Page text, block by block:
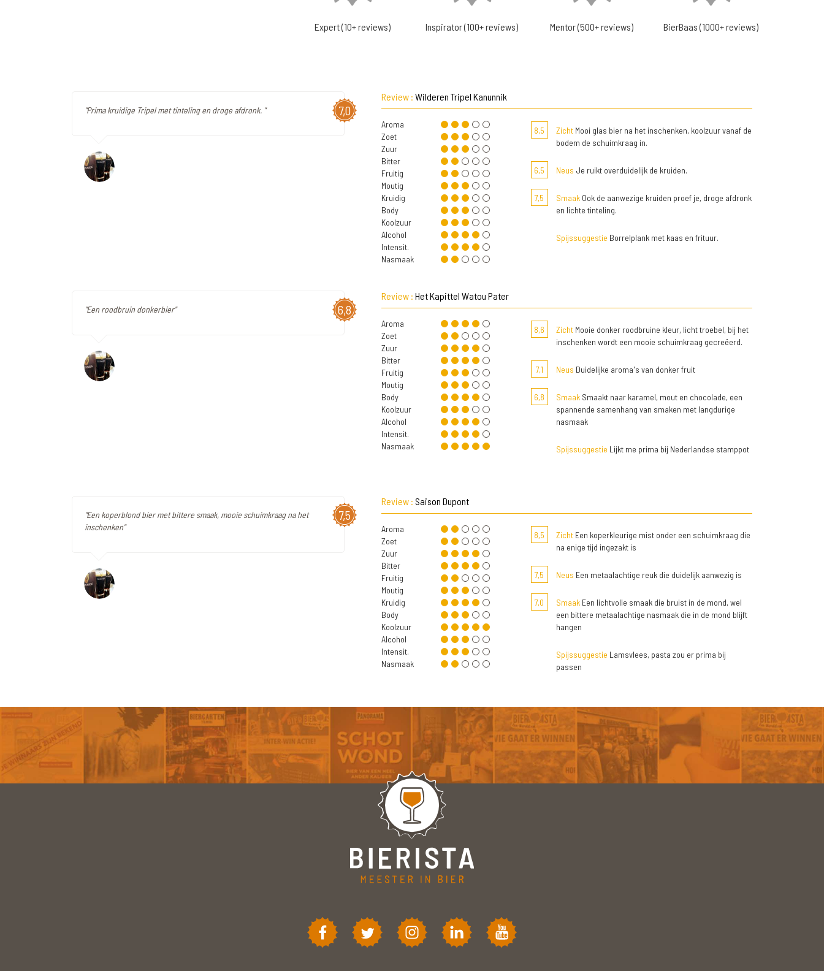
Expert (10+ reviews) Inspirator (100+ reviews) Mentor (500+ reviews) BierBaas (1000+ reviews)
7,0
"Prima kruidige Tripel met tinteling en droge afdronk. "
Review : Wilderen Tripel Kanunnik
Aroma
Zoet
Zuur
Bitter
Fruitig
Moutig
Kruidig
Body
Koolzuur
Alcohol
Intensit.
Nasmaak
8,5 ZichtMooi glas bier na het inschenken, koolzuur vanaf de
bodem de schuimkraag in.
6,5 Neus Je ruikt overduidelijk de kruiden.
7,5 SmaakOok de aanwezige kruiden proef je, droge afdronk
en lichte tinteling.
Spijssuggestie Borrelplank met kaas en frituur.
6,8
"Een roodbruin donkerbier"
Review : Het Kapittel Watou Pater
Aroma
Zoet
Zuur
Bitter
Fruitig
Moutig
Body
Koolzuur
Alcohol
Intensit.
Nasmaak
8,6 ZichtMooie donker roodbruine kleur, licht troebel, bij het
inschenken wordt een mooie schuimkraag gecreëerd.
7,1 Neus Duidelijke aroma's van donker fruit
6,8 SmaakSmaakt naar karamel, mout en chocolade, een
spannende samenhang van smaken met langdurige
nasmaak
Spijssuggestie Lijkt me prima bij Nederlandse stamppot
7,5
"Een koperblond bier met bittere smaak, mooie schuimkraag na het
inschenken"
Review : Saison Dupont
Aroma
Zoet
Zuur
Bitter
Fruitig
Moutig
Kruidig
Body
Koolzuur
Alcohol
Intensit.
Nasmaak
8,5 ZichtEen koperkleurige mist onder een schuimkraag die
na enige tijd ingezakt is
7,5 Neus Een metaalachtige reuk die duidelijk aanwezig is
7,0 SmaakEen lichtvolle smaak die bruist in de mond, wel
een bittere metaalachtige nasmaak die in de mond blijft
hangen
Spijssuggestie Lamsvlees, pasta zou er prima bij
passen